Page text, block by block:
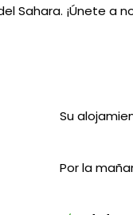
Sahara. ¡Únete a
Su
Por la